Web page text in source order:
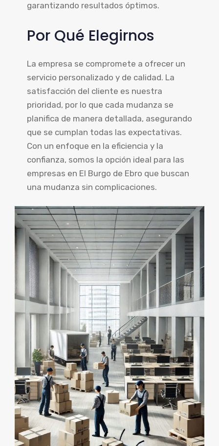
garantizando resultados óptimos.
Por Qué Elegirnos
La empresa se compromete a ofrecer un
servicio personalizado y de calidad. La
satisfacción del cliente es nuestra
prioridad, por lo que cada mudanza se
planifica de manera detallada, asegurando
que se cumplan todas las expectativas.
Con un enfoque en la eficiencia y la
confianza, somos la opción ideal para las
empresas en El Burgo de Ebro que buscan
una mudanza sin complicaciones.